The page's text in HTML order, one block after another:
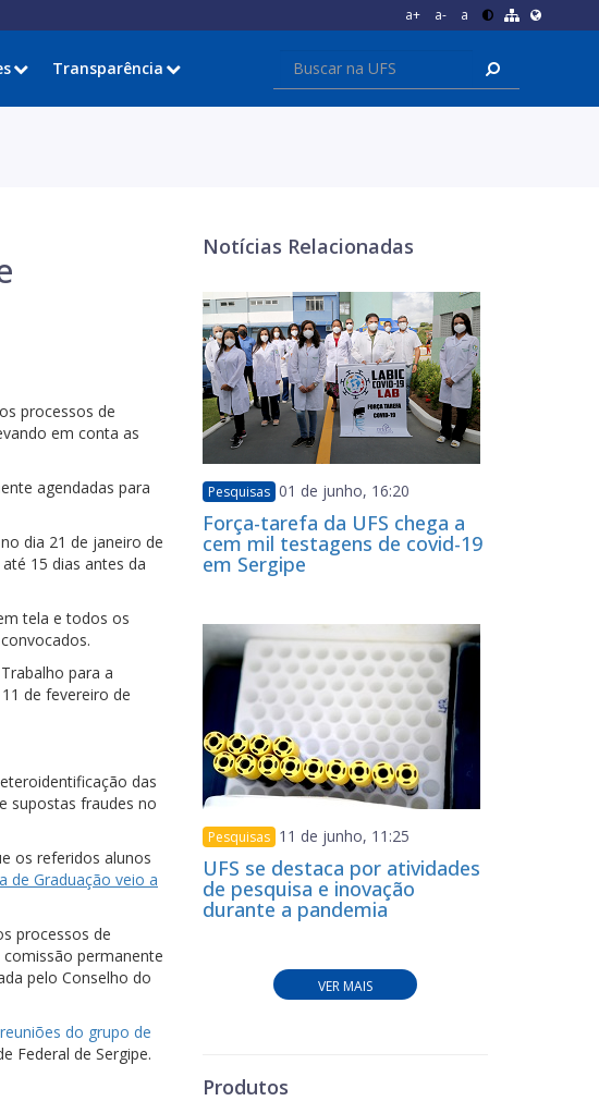
a+ a- a
Transparência
processos de
em conta as
agendadas para
dia 21 de janeiro de
15 dias antes da
tela e todos os
para a
de fevereiro de
das
supostas fraudes no
os referidos alunos
de Graduação veio a
processos de
permanente
pelo Conselho do
do grupo de
Federal de Sergipe.
Notícias Relacionadas
Pesquisas 01 de junho, 16:20
Força-tarefa da UFS chega a
cem mil testagens de covid-19
em Sergipe
Pesquisas 11 de junho, 11:25
UFS se destaca por atividades
de pesquisa e inovação
durante a pandemia
VER MAIS
Produtos